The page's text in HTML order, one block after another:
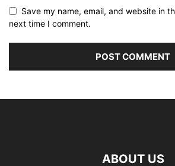
Save my name, email, and website in
next time I comment.
ABOUT US